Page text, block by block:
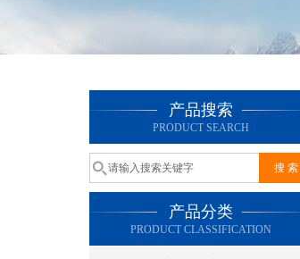
产品搜索
PRODUCT SEARCH
产品分类
PRODUCT CLASSIFICATION